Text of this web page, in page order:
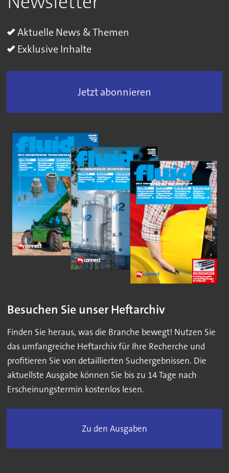
Aktuelle News & Themen
Exklusive Inhalte
Jetzt abonnieren
Besuchen Sie unser Heftarchiv
Finden Sie heraus, was die Branche bewegt! Nutzen Sie
das umfangreiche Heftarchiv für Ihre Recherche und
profitieren Sie von detaillierten Suchergebnissen. Die
aktuellste Ausgabe können Sie bis zu 14 Tage nach
Erscheinungstermin kostenlos lesen.
Zu den Ausgaben